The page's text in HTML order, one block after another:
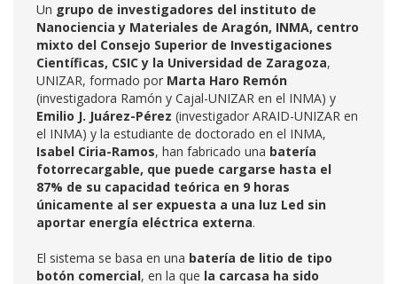
Un grupo de investigadores del instituto de
Nanociencia y Materiales de Aragón, INMA, centro
mixto del Consejo Superior de Investigaciones
Científicas, CSIC y la Universidad de Zaragoza,
UNIZAR, formado por Marta Haro Remón
(investigadora Ramón y Cajal-UNIZAR en el INMA) y
Emilio J. Juárez-Pérez (investigador ARAID-UNIZAR en
el INMA) y la estudiante de doctorado en el INMA,
Isabel Ciria-Ramos, han fabricado una batería
fotorrecargable, que puede cargarse hasta el
87% de su capacidad teórica en 9 horas
únicamente al ser expuesta a una luz Led sin
aportar energía eléctrica externa.
El sistema se basa en una batería de litio de tipo
botón comercial, en la que la carcasa ha sido